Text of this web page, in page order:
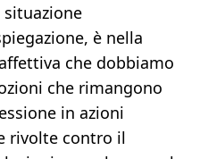
è nella
che dobbiamo
che rimangono
in azioni
rivolte contro il